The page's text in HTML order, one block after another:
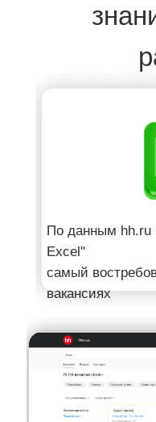
По данным hh.ru
Excel"
самый
вакансиях